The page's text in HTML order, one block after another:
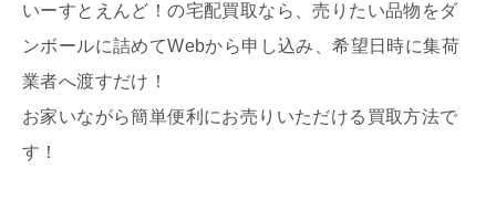
いーすとえんど！の宅配買取なら、売りたい品物をダ
ンボールに詰めてWebから申し込み、希望日時に集荷
業者へ渡すだけ！
お家いながら簡単便利にお売りいただける買取方法で
す！